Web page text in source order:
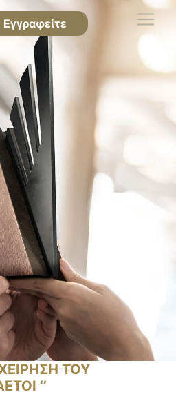
Εγγραφείτε
ΤΟΥ
‘’